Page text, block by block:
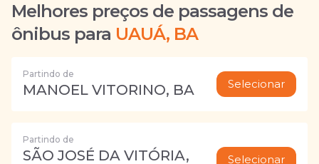
Melhores preços de passagens de
ônibus para UAUÁ, BA
Partindo de
MANOEL VITORINO, BA Selecionar
Partindo de
SÃO JOSÉ DA VITÓRIA,
Selecionar